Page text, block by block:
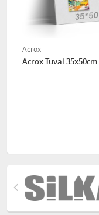
Acrox
Acrox Tuval 35x50cm